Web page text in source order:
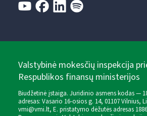
Valstybinė mokesčių inspekcija
Respublikos finansų ministerijos
Biudžetinė įstaiga. Juridinio asmens kodas —
adresas: Vasario 16-osios g. 14, 01107 Vilnius,
vmi@vmi.lt, E. pristatymo dėžutės adresas